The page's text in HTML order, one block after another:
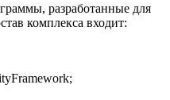
разработанные для
комплекса входит: